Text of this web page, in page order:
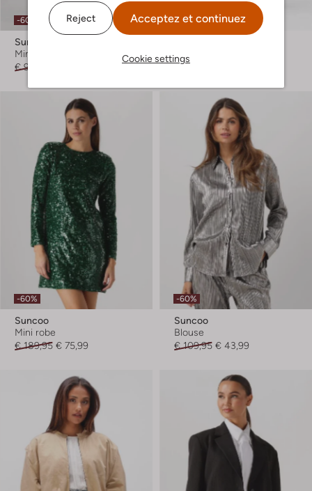
Reject Acceptez et continuez
Cookie settings
-60%
Suncoo
Mini jupe
€ 97,99
-30%
Pantalon large
€ 121,99
-60%
Suncoo
Mini robe
€ 189,95 € 75,99
-60%
Suncoo
Blouse
€ 109,95 € 43,99